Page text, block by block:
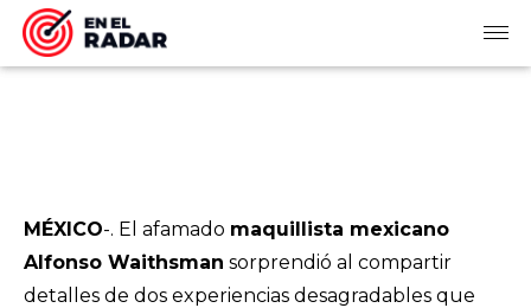
MÉXICO-. El afamado maquillista mexicano
Alfonso Waithsman sorprendió al compartir
detalles de dos experiencias desagradables que